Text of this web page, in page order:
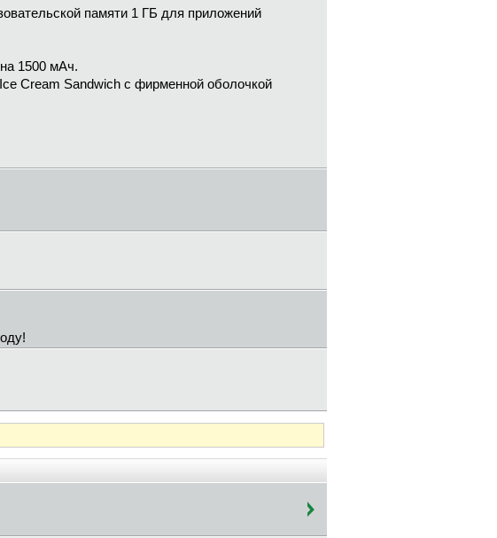
памяти 1 ГБ для приложений
1500 мАч.
Cream Sandwich с фирменной оболочкой